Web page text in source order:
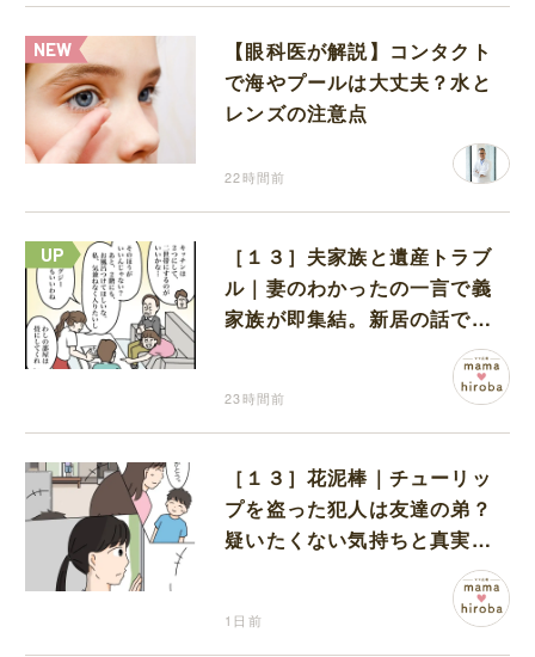
【眼科医が解説】コンタクト
で海やプールは大丈夫？水と
レンズの注意点
22時間前
［１３］夫家族と遺産トラブ
ル｜妻のわかったの一言で義
家族が即集結。新居の話で盛
り上がる義家族を置いて実家
23時間前
［１３］花泥棒｜チューリッ
プを盗った犯人は友達の弟？
疑いたくない気持ちと真実の
1日前